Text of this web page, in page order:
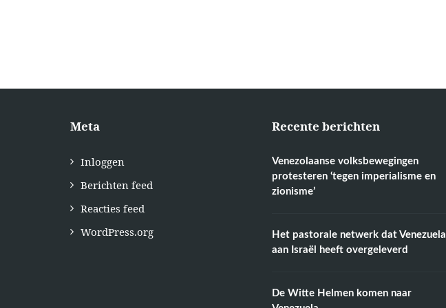
Meta
Inloggen
Berichten feed
Reacties feed
WordPress.org
Recente berichten
Venezolaanse volksbewegingen
protesteren ‘tegen imperialisme en
zionisme’
Het pastorale netwerk dat Venezuela
aan Israël heeft overgeleverd
De Witte Helmen komen naar